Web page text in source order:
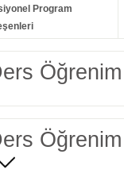
Program
Öğrenim
Öğrenim